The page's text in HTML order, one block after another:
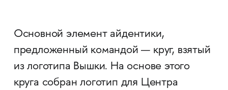
Основной элемент айдентики,
предложенный командой — круг, взятый
из логотипа Вышки. На основе этого
круга собран логотип для Центра